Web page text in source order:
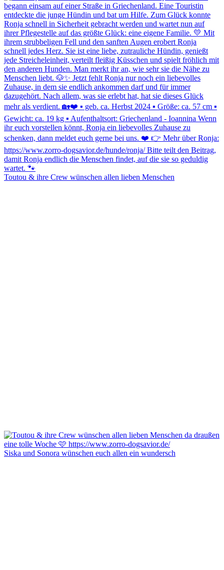
Toutou & ihre Crew wünschen allen lieben Menschen
Siska und Sonora wünschen euch allen ein wundersch